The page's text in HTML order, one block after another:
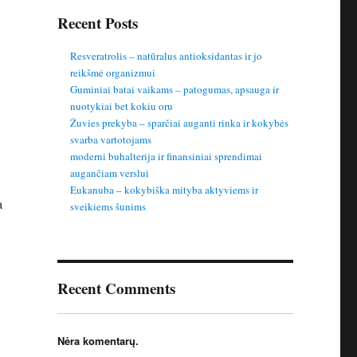
Recent Posts
Resveratrolis – natūralus antioksidantas ir jo
reikšmė organizmui
Guminiai batai vaikams – patogumas, apsauga ir
nuotykiai bet kokiu oru
Žuvies prekyba – sparčiai auganti rinka ir kokybės
svarba vartotojams
moderni buhalterija ir finansiniai sprendimai
augančiam verslui
Eukanuba – kokybiška mityba aktyviems ir
sveikiems šunims
Recent Comments
Nėra komentarų.